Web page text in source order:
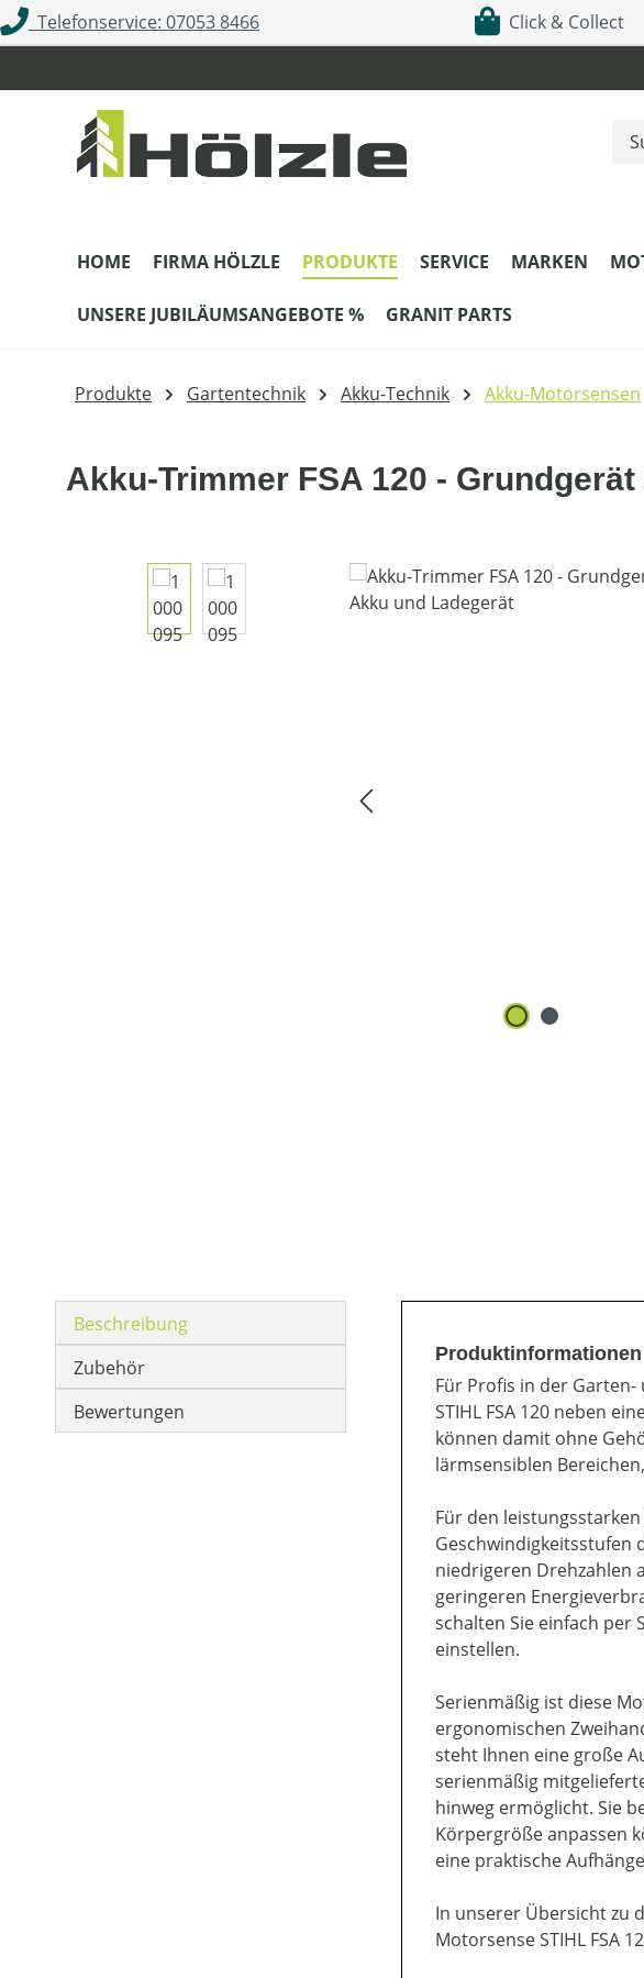
Hauptinhalt springen
Zur Suche springen
Zur Hauptnavigation springen
Telefonservice: 07053 8466 Click & Collect
HOME FIRMA HÖLZLE PRODUKTE SERVICE MARKEN
UNSERE JUBILÄUMSANGEBOTE % GRANIT PARTS
Produkte Gartentechnik Akku-Technik Akku-Motorsensen
Akku-Trimmer FSA 120 -
Bildergalerie überspringen
Beschreibung
Zubehör
Bewertungen
Für Profis in der
STIHL FSA 120 neben
können damit ohne
lärmsensiblen
Für den
Geschwindigkeitsstufen
niedrigeren Drehzahlen
geringeren
schalten Sie einfach per
einstellen.
Serienmäßig ist diese
ergonomischen
steht Ihnen eine große
serienmäßig
hinweg ermöglicht. Sie
Körpergröße anpassen
eine praktische
In unserer Übersicht zu
Motorsense STIHL FSA